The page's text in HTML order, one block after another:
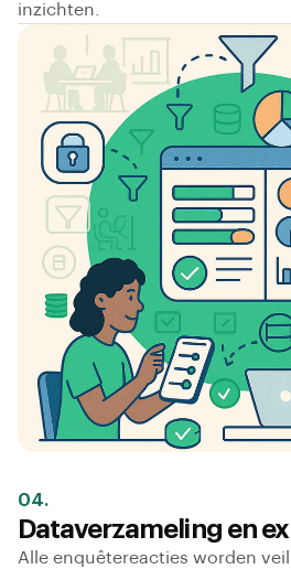
inzichten.
04.
Dataverzameling en
Alle enquête­reacties worden